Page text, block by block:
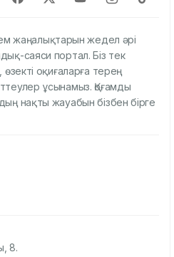
жаңалықтарын жедел әрі
саяси портал. Біз тек
оқиғаларға терең
ұсынамыз. Қоғамды
нақты жауабын бізбен бірге
8.